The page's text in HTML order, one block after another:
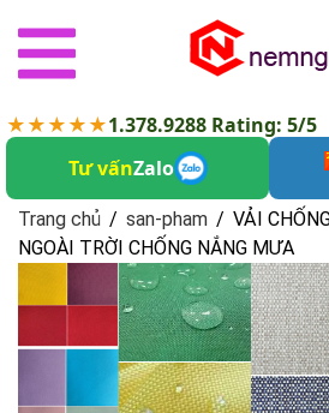
★★★★★1.378.9288 Rating: 5/5
Tư vấnZalo
Trang chủ / san-pham / VẢI
NGOÀI TRỜI CHỐNG NẮNG MƯA